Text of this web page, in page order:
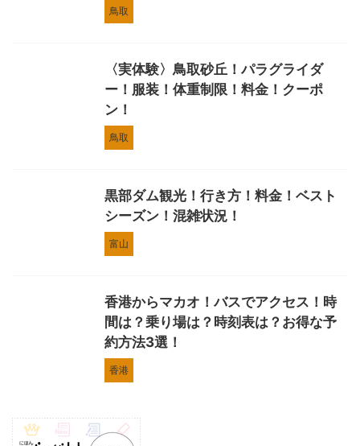
鳥取
〈実体験〉鳥取砂丘！パラグライダ
ー！服装！体重制限！料金！クーポ
ン！
鳥取
黒部ダム観光！行き方！料金！ベスト
シーズン！混雑状況！
富山
香港からマカオ！バスでアクセス！時
間は？乗り場は？時刻表は？お得な予
約方法3選！
香港